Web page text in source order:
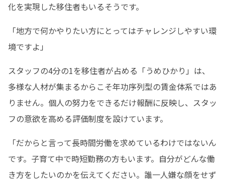
化を実現した移住者もいるそうです。
「地方で何かやりたい方にとってはチャレンジしやすい環
境ですよ」
スタッフの4分の1を移住者が占める「うめひかり」は、
多様な人材が集まるからこそ年功序列型の賃金体系ではあ
りません。個人の努力をできるだけ報酬に反映し、スタッ
フの意欲を高める評価制度を設けています。
「だからと言って長時間労働を求めているわけではないん
です。子育て中で時短勤務の方もいます。自分がどんな働
き方をしたいのかを伝えてください。誰一人嫌な顔をせず